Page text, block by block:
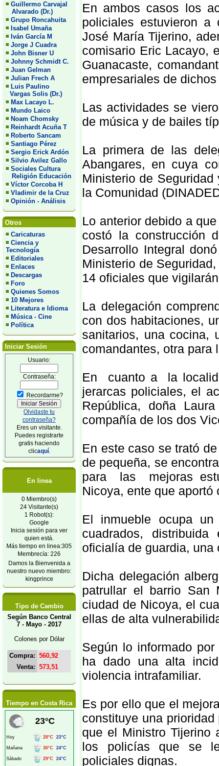
Guillermo Carvajal
Alvarado (Dr.)
Grupo Roncahuita
Isabel Umaña
Iván García M
Jorge J Cuadra
John Bisner U
Johnny Schmidt C.
Juan Gelman
Julian Frech A
Luis Paulino
Vargas Solis (Dr.)
Max Lacayo L.
Mundo Laico
Noam Chomsky
Reinhardt Acuña T
Roberto Sancam
Santiago Pérez
Sergio Erick Ardón
Silvio Avilez Gallo
Sociales Cultura
Religión Educación
Víctor Corcoba H
Vladimir de la Cruz
Opinión - Análisis
Otros
Caricaturas
Ciencia y
Tecnología
Editoriales
Enlaces
Descargas
Foro
Quienes Somos
10 Mejores
Literatura e Idioma
Música - Cine
Política
Iniciar Sesión
Usuario:
Contraseña:
Recordarme?
Olvidaste tu
contraseña?
Eres un visitante.
Puedes registrarte
gratis haciendo
clicaquí.
En linea
0 Miembro(s)
24 Visitante(s)
1 Robot(s):
Google
Inicia sesión para ver
quien está.
Más tiempo en linea:305
Membrecía: 226
Damos la Bienvenida a
nuestro nuevo miembro:
kingprince
Tipo de Cambio
Según Banco Central
7 - Mayo - 2017
Colones por Dólar
Compra: 560,92
Venta: 573,51
Tiempo en Costa Rica
En ambos casos los
policiales estuvieron a
José María Tijerino,
comisario Eric Lacayo,
Guanacaste,
empresariales de
Las actividades se
de música y de bailes
La primera de las
Abangares, en cuya
Ministerio de
la Comunidad
Lo anterior debido a
costó la construcción
Desarrollo Integral
Ministerio de
14 oficiales que
La delegación
con dos habitaciones,
sanitarios, una cocina,
comandantes, otra para
En cuanto a la
jerarcas policiales, el
República, doña
compañía de los dos
En este caso se trató
de pequeña, se
para las mejoras
Nicoya, ente que
El inmueble ocupa
cuadrados,
oficialía de guardia,
Dicha delegación
patrullar el barrio
ciudad de Nicoya, el
ellas de alta
Según lo informado
ha dado una alta
violencia intrafamiliar.
Es por ello que el
constituye una
que el Ministro Tijerino
los policías que se
policiales dignas.